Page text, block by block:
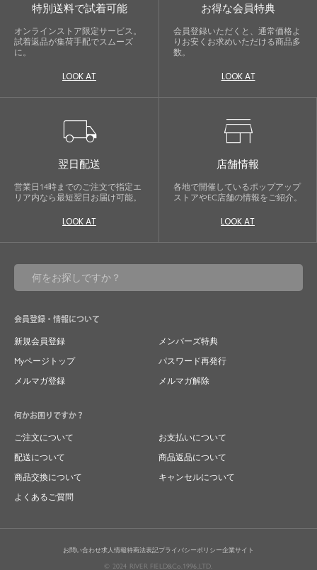
特別送料で試着可能
オンラインストア限定サービス。
試着返品が集荷手配でスムーズ
に。
LOOK AT
お得な会員特典
会員登録いただくと、通常価格よ
りお安くお求めいただける商品多
数。
LOOK AT
local_shipping
翌日配送
営業日14時までのご注文で指定エ
リア内なら最短翌日お届け可能。
LOOK AT
store
店舗情報
各地で開催しているポップアップ
ストアやEC店舗の情報をご紹介。
LOOK AT
会員登録・情報について
新規会員登録
メンバーズ特典
Myページトップ
パスワード再発行
メルマガ登録
メルマガ解除
何かお困りですか？
ご注文について
お支払いについて
配送について
商品返品について
商品交換について
キャンセルについて
よくあるご質問
お問い合わせ求人情報特商法表記プライバシーポリシー企業サイト
© 2024 RIVER FIELD&Co.1996,LTD.